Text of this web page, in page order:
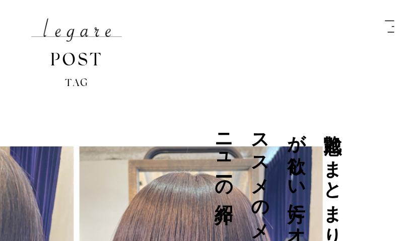
POST
TAG
艶
感
と
ま
と
ま
り
が
欲
し
い
方
に
オ
ス
ス
メ
の
メ
ニ
ュ
ー
の
紹
介